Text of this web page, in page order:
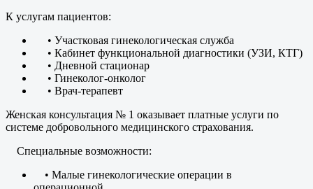
К услугам пациентов:
• Участковая гинекологическая служба
• Кабинет функциональной диагностики (УЗИ, КТГ)
• Дневной стационар
• Гинеколог-онколог
• Врач-терапевт
Женская консультация № 1 оказывает платные услуги по
системе добровольного медицинского страхования.
Специальные возможности:
• Малые гинекологические операции в